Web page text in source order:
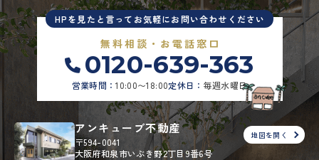
HPを見たと言ってお気軽にお問い合わせください
無料相談・お電話窓口
0120-639-363
営業時間：10:00〜18:00定休日： 毎週水曜日
アンキューブ不動産
〒594-0041
大阪府和泉市いぶき野2丁目9番6号
地図を開く